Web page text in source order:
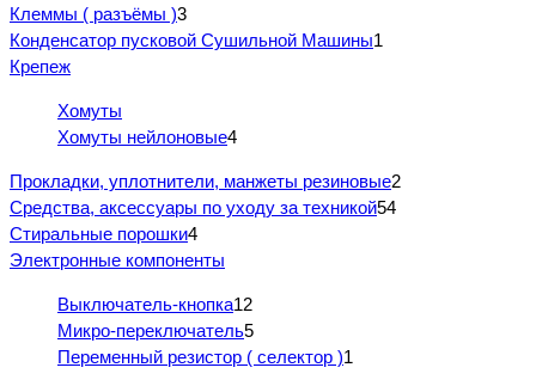
Клеммы ( разъёмы )3
Конденсатор пусковой Сушильной Машины1
Крепеж
Хомуты
Хомуты нейлоновые4
Прокладки, уплотнители, манжеты резиновые2
Средства, аксессуары по уходу за техникой54
Стиральные порошки4
Электронные компоненты
Выключатель-кнопка12
Микро-переключатель5
Переменный резистор ( селектор )1